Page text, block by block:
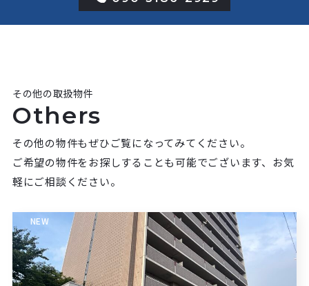
その他の取扱物件
Others
その他の物件もぜひご覧になってみてください。
ご希望の物件をお探しすることも可能でございます、お気
軽にご相談ください。
NEW